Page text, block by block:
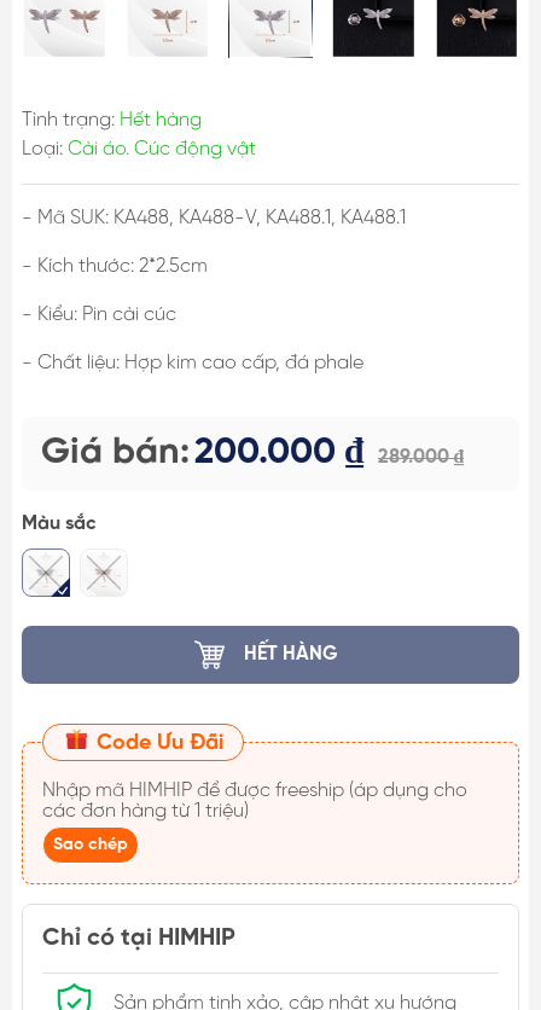
Tình trạng: Hết hàng
Loại: Cài áo. Cúc động vật
- Mã SUK: KA488, KA488-V, KA488.1, KA488.1
- Kích thước: 2*2.5cm
- Kiểu: Pin cài cúc
- Chất liệu: Hợp kim cao cấp, đá phale
Giá bán:200.000 ₫ 289.000 ₫
Màu sắc
HẾT HÀNG
Code Ưu Đãi
Nhập mã HIMHIP
các đơn hàng từ 1 triệu)
Sao chép
Chỉ có tại HIMHIP
Sản phẩm tinh xảo, cập nhật xu hướng